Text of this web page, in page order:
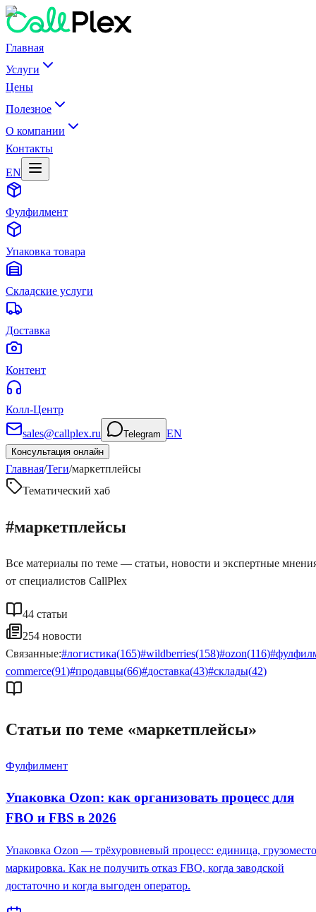
Главная
Услуги
Цены
Полезное
О компании
Контакты
EN
Фулфилмент
Упаковка товара
Складские услуги
Доставка
Контент
Колл-Центр
sales@callplex.ru
Telegram EN
Консультация онлайн
Главная/Теги/маркетплейсы
Тематический хаб
#маркетплейсы
Все материалы по теме — статьи, новости и экспертные
от специалистов CallPlex
44 статьи
254 новости
Связанные:#логистика(165)#wildberries(158)#ozon(116)#
commerce(91)#продавцы(66)#доставка(43)#склады(42)
Статьи по теме «маркетплейсы»
Фулфилмент
Упаковка Ozon: как организовать процесс для
FBO и FBS в 2026
Упаковка Ozon — трёхуровневый процесс: единица,
маркировка. Как не получить отказ FBO, когда заводской
достаточно и когда выгоден оператор.